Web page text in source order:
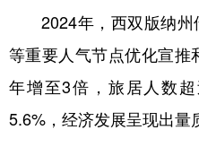
2024年，西双版纳州
等重要人气节点优化宣推
年增至3倍，旅居人数
5.6%，经济发展呈现出量